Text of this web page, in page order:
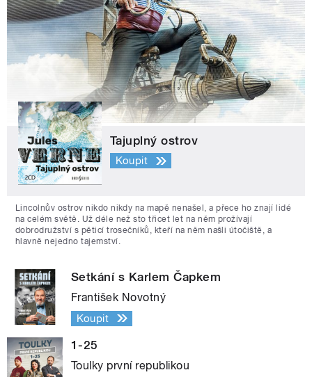
Tajuplný ostrov
Koupit
Lincolnův ostrov nikdo nikdy na mapě nenašel, a přece ho znají lidé
na celém světě. Už déle než sto třicet let na něm prožívají
dobrodružství s pěticí trosečníků, kteří na něm našli útočiště, a
hlavně nejedno tajemství.
Setkání s Karlem Čapkem
František Novotný
Koupit
1-25
Toulky první republikou